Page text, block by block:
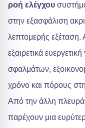
ροή ελέγχου
στην εξασφάλιση
λεπτομερής εξέταση.
εξαιρετικά
σφαλμάτων,
χρόνο και πόρους
Από την άλλη
παρέχουν μια